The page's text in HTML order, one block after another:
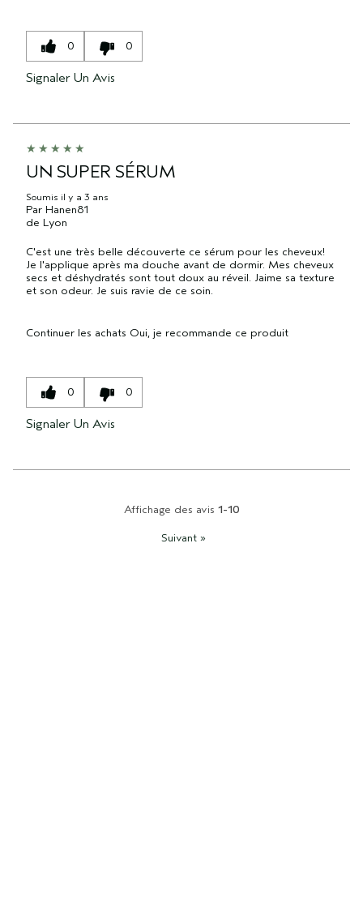
0 0
Signaler Un Avis
UN SUPER SÉRUM
Soumis il y a 3 ans
Par Hanen81
de Lyon
C'est une très belle découverte ce sérum pour les cheveux!
Je l'applique après ma douche avant de dormir. Mes cheveux
secs et déshydratés sont tout doux au réveil. Jaime sa texture
et son odeur. Je suis ravie de ce soin.
Continuer les achats Oui, je recommande ce produit
0 0
Signaler Un Avis
Affichage des avis 1-10
Suivant »